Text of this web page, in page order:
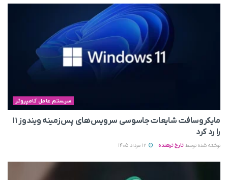
سیستم عامل کامپیوتر
مایکروسافت شایعات جاسوسی سرویس‌های پس‌زمینه ویندوز ۱۱
را رد کرد
نوشته شده توسط تارخ ترهنده